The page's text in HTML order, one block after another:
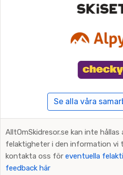
Se alla våra
AlltOmSkidresor.se kan inte
felaktigheter i den information vi
kontakta oss för eventuella
feedback här